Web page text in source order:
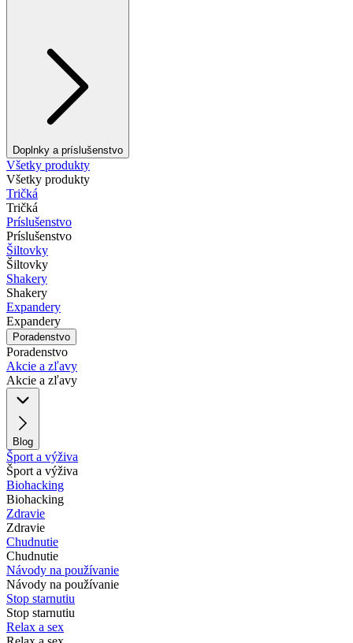
Doplnky a príslušenstvo
Všetky produkty
Všetky produkty
Tričká
Tričká
Príslušenstvo
Príslušenstvo
Šiltovky
Šiltovky
Shakery
Shakery
Expandery
Expandery
Poradenstvo
Poradenstvo
Akcie a zľavy
Akcie a zľavy
Blog
Šport a výživa
Šport a výživa
Biohacking
Biohacking
Zdravie
Zdravie
Chudnutie
Chudnutie
Návody na používanie
Návody na používanie
Stop starnutiu
Stop starnutiu
Relax a sex